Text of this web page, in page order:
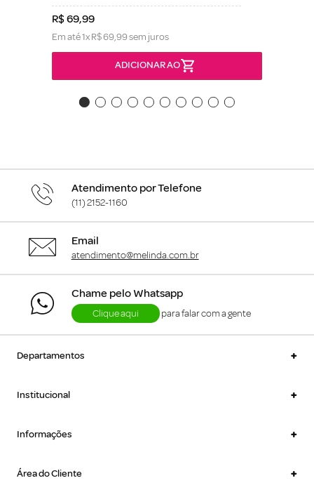
R$69,99
Em até1xR$69,99sem juros
ADICIONAR AO
Atendimento por Telefone
(11) 2152-1160
Email
atendimento@melinda.com.br
Chame pelo Whatsapp
Clique aqui para falar com a gente
Departamentos +
Institucional +
Informações +
Área do Cliente +